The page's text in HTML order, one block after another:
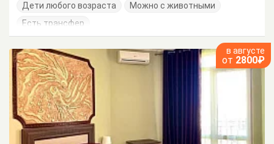
Дети любого возраста
Можно с животными
Есть трансфер
в августе
от 2800₽